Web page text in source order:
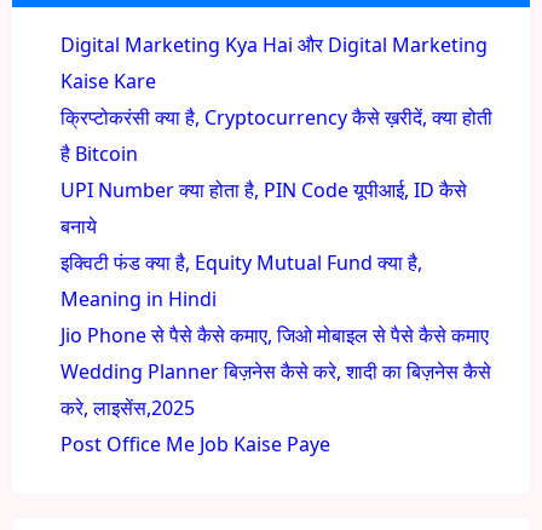
Digital Marketing Kya Hai और Digital Marketing
Kaise Kare
क्रिप्टोकरंसी क्या है, Cryptocurrency कैसे ख़रीदें, क्या होती
है Bitcoin
UPI Number क्या होता है, PIN Code यूपीआई, ID कैसे
बनाये
इक्विटी फंड क्या है, Equity Mutual Fund क्या है,
Meaning in Hindi
Jio Phone से पैसे कैसे कमाए, जिओ मोबाइल से पैसे कैसे कमाए
Wedding Planner बिज़नेस कैसे करे, शादी का बिज़नेस कैसे
करे, लाइसेंस,2025
Post Office Me Job Kaise Paye